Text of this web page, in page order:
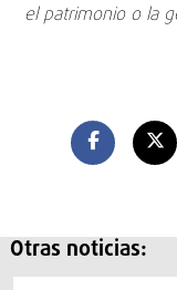
el patrimonio o la
Otras noticias: